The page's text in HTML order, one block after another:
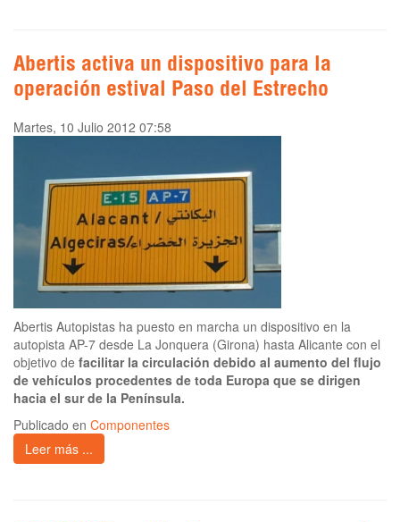
Abertis activa un dispositivo para la
operación estival Paso del Estrecho
Martes, 10 Julio 2012 07:58
Abertis Autopistas ha puesto en marcha un dispositivo en la
autopista AP-7 desde La Jonquera (Girona) hasta Alicante con el
objetivo de facilitar la circulación debido al aumento del flujo
de vehículos procedentes de toda Europa que se dirigen
hacia el sur de la Península.
Publicado en Componentes
Leer más ...